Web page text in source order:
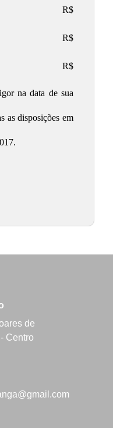
R$
R$
R$
na data de sua
as disposições em
de
Centro